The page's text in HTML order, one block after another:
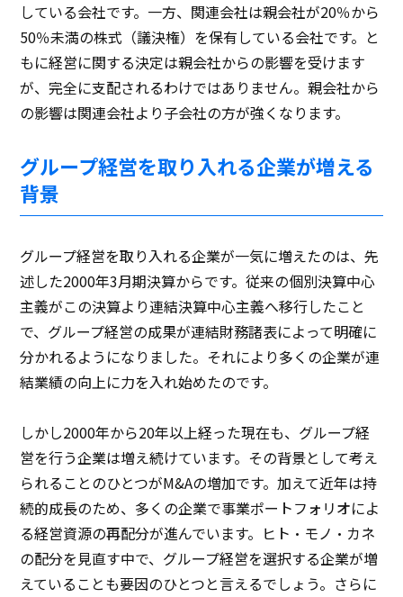
している会社です。一方、関連会社は親会社が20％から
50％未満の株式（議決権）を保有している会社です。と
もに経営に関する決定は親会社からの影響を受けます
が、完全に支配されるわけではありません。親会社から
の影響は関連会社より子会社の方が強くなります。
グループ経営を取り入れる企業が増える
背景
グループ経営を取り入れる企業が一気に増えたのは、先
述した2000年3月期決算からです。従来の個別決算中心
主義がこの決算より連結決算中心主義へ移行したこと
で、グループ経営の成果が連結財務諸表によって明確に
分かれるようになりました。それにより多くの企業が連
結業績の向上に力を入れ始めたのです。
しかし2000年から20年以上経った現在も、グループ経
営を行う企業は増え続けています。その背景として考え
られることのひとつがM&Aの増加です。加えて近年は持
続的成長のため、多くの企業で事業ポートフォリオによ
る経営資源の再配分が進んでいます。ヒト・モノ・カネ
の配分を見直す中で、グループ経営を選択する企業が増
えていることも要因のひとつと言えるでしょう。さらに